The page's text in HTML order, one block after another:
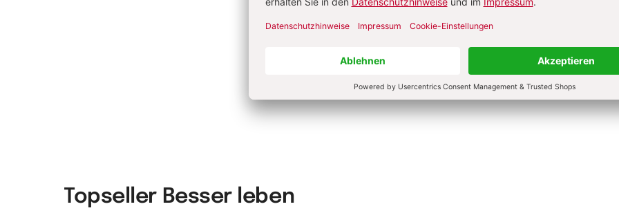
Birgit Abele
in der sie spirituell missbraucht wurde. In
ihrer eigenen Praxis begleitet sie heute
Topseller Besser leben